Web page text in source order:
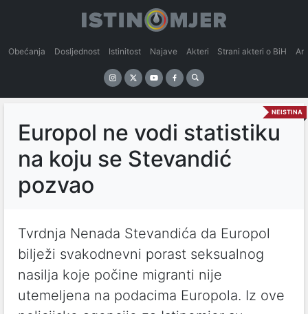
Obećanja Dosljednost Istinitost Najave Akteri Strani akteri o BiH
NEISTINA
Europol ne vodi statistiku
na koju se Stevandić
pozvao
Tvrdnja Nenada Stevandića da Europol
bilježi svakodnevni porast seksualnog
nasilja koje počine migranti nije
utemeljena na podacima Europola. Iz ove